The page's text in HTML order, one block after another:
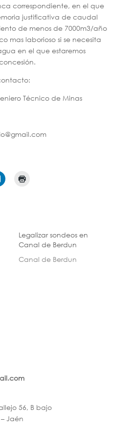
correspondiente, en el que
justificativa de caudal
de menos de 7000m3/año
mas laborioso si se necesita
en el que estaremos
Técnico de Minas
Legalizar sondeos en
Canal de Berdun
Canal de Berdun
56, B bajo
Jaén